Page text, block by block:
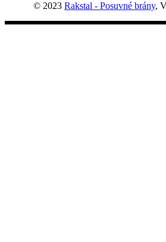
© 2023 Rakstal - Posuvné brány,